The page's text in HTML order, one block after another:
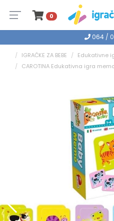
0
064 /
IGRAČKE ZA BEBE
Edukativne
CAROTINA Edukativna igra